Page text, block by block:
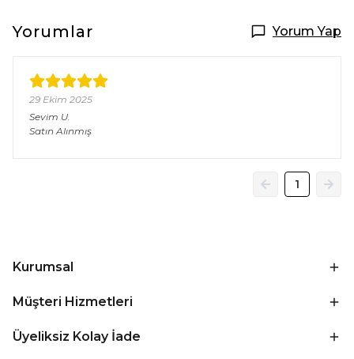
Yorumlar Yorum Yap
29 Ekim 2025
Sevim U.
Satın Alınmış
1
Kurumsal
Müşteri Hizmetleri
Üyeliksiz Kolay İade